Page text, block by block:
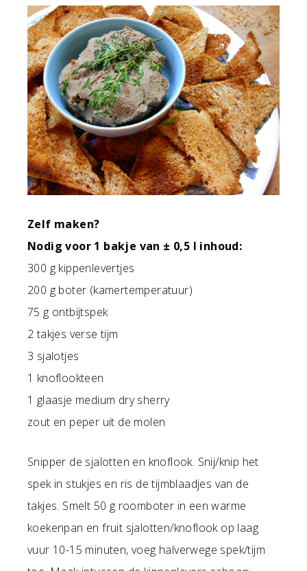
Zelf maken?
Nodig voor 1 bakje van ± 0,5 l inhoud:
300 g kippenlevertjes
200 g boter (kamertemperatuur)
75 g ontbijtspek
2 takjes verse tijm
3 sjalotjes
1 knoflookteen
1 glaasje medium dry sherry
zout en peper uit de molen
Snipper de sjalotten en knoflook. Snij/knip het
spek in stukjes en ris de tijmblaadjes van de
takjes. Smelt 50 g roomboter in een warme
koekenpan en fruit sjalotten/knoflook op laag
vuur 10-15 minuten, voeg halverwege spek/tijm